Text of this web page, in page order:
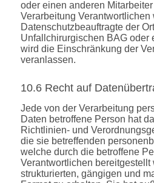
oder einen anderen
Verarbeitung Verantwortlichen
Datenschutzbeauftragte der
Unfallchirurgischen BAG oder
wird die Einschränkung der
veranlassen.
10.6 Recht auf
Jede von der Verarbeitung
Daten betroffene Person hat
Richtlinien- und
die sie betreffenden
welche durch die betroffene
Verantwortlichen bereitgestellt
strukturierten, gängigen und